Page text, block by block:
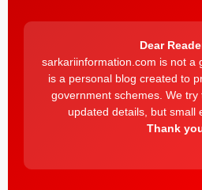
Dear
sarkariinformation.com is not a
is a personal blog created to
government schemes. We
updated details, but small
Thank